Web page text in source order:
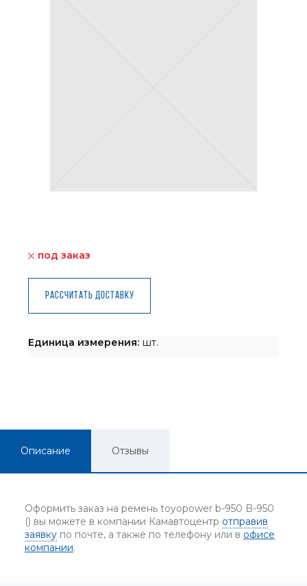
под заказ
Рассчитать доставку
Единица измерения: шт.
Описание Отзывы
Оформить заказ на ремень toyopower b-950 B-950
() вы можете в компании Камавтоцентр отправив
заявку по почте, а также по телефону или в офисе
компании.